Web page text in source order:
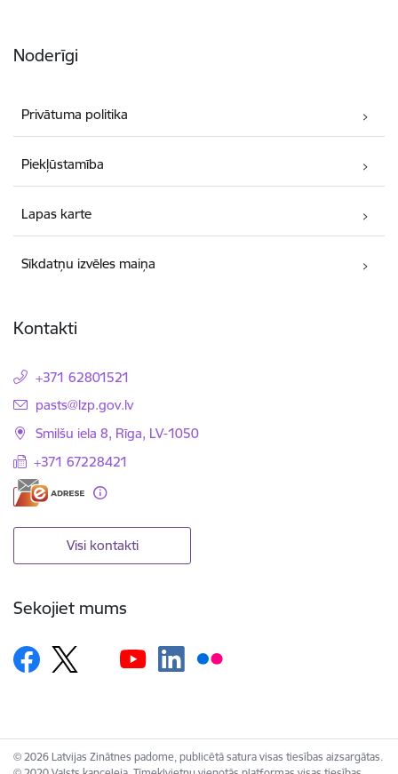
Noderīgi
Privātuma politika
Piekļūstamība
Lapas karte
Sīkdatņu izvēles maiņa
Kontakti
+371 62801521
E-pasts:
pasts@lzp.gov.lv
Smilšu iela 8, Rīga, LV-1050
+371 67228421
Visi kontakti
Sekojiet mums
© 2026 Latvijas Zinātnes padome, publicētā satura visas tiesības aizsargātas.